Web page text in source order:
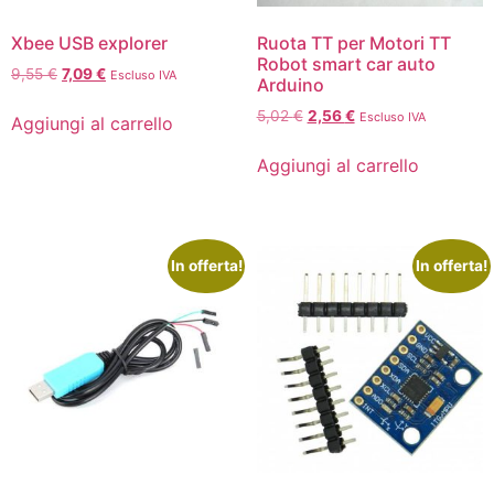
Xbee USB explorer
9,55€ 7,09€ Escluso IVA
Aggiungi al carrello
Ruota TT per Motori TT
Robot smart car auto
Arduino
5,02€ 2,56€ Escluso IVA
Aggiungi al carrello
In offerta! In offerta!